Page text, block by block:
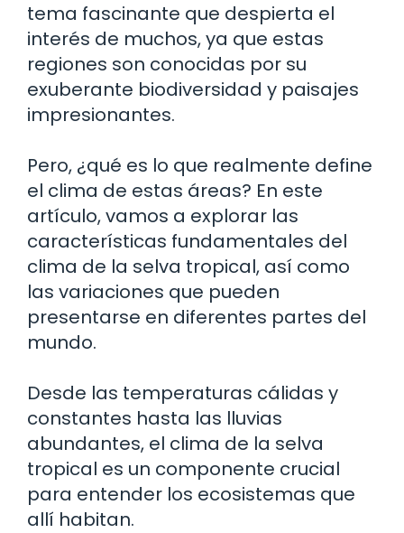
tema fascinante que despierta el
interés de muchos, ya que estas
regiones son conocidas por su
exuberante biodiversidad y paisajes
impresionantes.
Pero, ¿qué es lo que realmente define
el clima de estas áreas? En este
artículo, vamos a explorar las
características fundamentales del
clima de la selva tropical, así como
las variaciones que pueden
presentarse en diferentes partes del
mundo.
Desde las temperaturas cálidas y
constantes hasta las lluvias
abundantes, el clima de la selva
tropical es un componente crucial
para entender los ecosistemas que
allí habitan.